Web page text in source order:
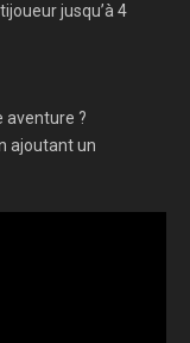
jusqu’à 4
aventure ?
ajoutant un